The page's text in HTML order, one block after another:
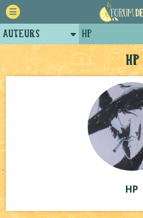
HP
HP
Auteurs
Retour
Forum
Projets
Tutoriels
HP
Posts de hp